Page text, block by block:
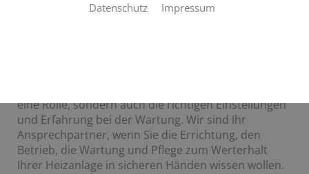
nicht zu unterschätzender Kostenfaktor. Gerade für
eine Rolle, sondern auch die richtigen Einstellungen
und Erfahrung bei der Wartung. Wir sind Ihr
Ansprechpartner, wenn Sie die Errichtung, den
Betrieb, die Wartung und Pflege zum Werterhalt
Ihrer Heizanlage in sicheren Händen wissen wollen.
Datenschutz Impressum